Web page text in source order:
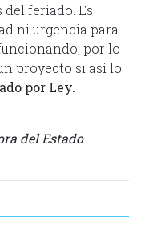
feriado. Es
ni urgencia para
por lo
proyecto si así lo
por Ley.
del Estado